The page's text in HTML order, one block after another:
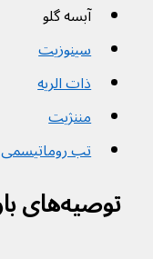
آبسه گلو
سینوزیت
ذات الریه
مننژیت
تب روماتیسمی
توصیه‌‌های بارداری